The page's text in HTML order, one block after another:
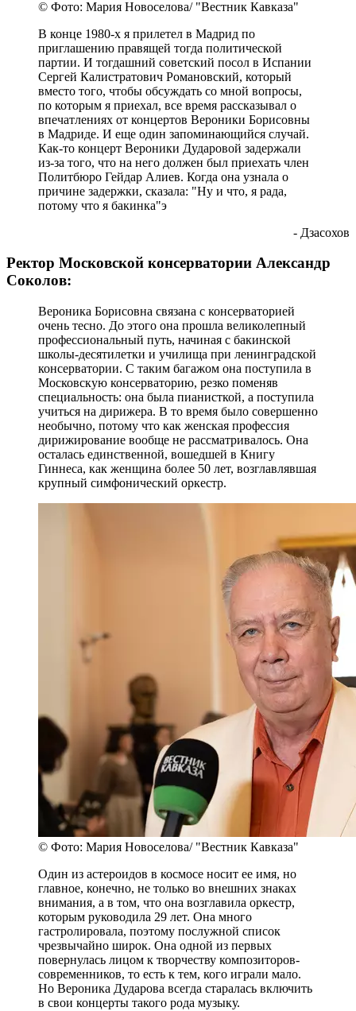
© Фото: Мария Новоселова/ "Вестник Кавказа"
В конце 1980-х я прилетел в Мадрид по
приглашению правящей тогда политической
партии. И тогдашний советский посол в Испании
Сергей Калистратович Романовский, который
вместо того, чтобы обсуждать со мной вопросы,
по которым я приехал, все время рассказывал о
впечатлениях от концертов Вероники Борисовны
в Мадриде. И еще один запоминающийся случай.
Как-то концерт Вероники Дударовой задержали
из-за того, что на него должен был приехать член
Политбюро Гейдар Алиев. Когда она узнала о
причине задержки, сказала: "Ну и что, я рада,
потому что я бакинка"э
- Дзасохов
Ректор Московской консерватории Александр
Соколов:
Вероника Борисовна связана с консерваторией
очень тесно. До этого она прошла великолепный
профессиональный путь, начиная с бакинской
школы-десятилетки и училища при ленинградской
консерватории. С таким багажом она поступила в
Московскую консерваторию, резко поменяв
специальность: она была пианисткой, а поступила
учиться на дирижера. В то время было совершенно
необычно, потому что как женская профессия
дирижирование вообще не рассматривалось. Она
осталась единственной, вошедшей в Книгу
Гиннеса, как женщина более 50 лет, возглавлявшая
крупный симфонический оркестр.
© Фото: Мария Новоселова/ "Вестник Кавказа"
Один из астероидов в космосе носит ее имя, но
главное, конечно, не только во внешних знаках
внимания, а в том, что она возглавила оркестр,
которым руководила 29 лет. Она много
гастролировала, поэтому послужной список
чрезвычайно широк. Она одной из первых
повернулась лицом к творчеству композиторов-
современников, то есть к тем, кого играли мало.
Но Вероника Дударова всегда старалась включить
в свои концерты такого рода музыку.